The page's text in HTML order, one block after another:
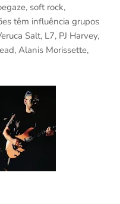
soft rock,
têm influência grupos
Salt, L7, PJ Harvey,
Alanis Morissette,